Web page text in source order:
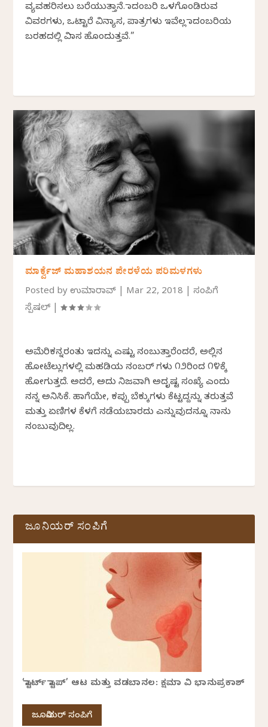
ವ್ಯವಹರಿಸಲು ಬರೆಯುತ್ತಾನೆ. ಕಾದಂಬರಿ ಒಳಗೊಂಡಿರುವ
ವಿವರಗಳು, ಒಟ್ಟಾರೆ ವಿನ್ಯಾಸ, ಪಾತ್ರಗಳು ಇವೆಲ್ಲ ಕಾದಂಬರಿಯ
ಬರಹದಲ್ಲಿ ವಿಕಾಸ ಹೊಂದುತ್ತವೆ.”
ಮಾರ್ಕ್ವೆಜ್ ಮಹಾಶಯನ ಪೇರಳೆಯ ಪರಿಮಳಗಳು
Posted byಉಮಾರಾವ್ Mar 22, 2018 |ಸಂಪಿಗೆ
ಸ್ಪೆಷಲ್ |
ಅಮೆರಿಕನ್ನರಂತು ಇದನ್ನು ಎಷ್ಟು ನಂಬುತ್ತಾರೆಂದರೆ, ಅಲ್ಲಿನ
ಹೋಟೆಲ್ಲುಗಳಲ್ಲಿ ಮಹಡಿಯ ನಂಬರ್ ಗಳು ೧೨ರಿಂದ ೧೪ಕ್ಕೆ
ಹೋಗುತ್ತದೆ. ಅದರೆ, ಅದು ನಿಜವಾಗಿ ಅದೃಷ್ಟ ಸಂಖ್ಯೆ ಎಂದು
ನನ್ನ ಅನಿಸಿಕೆ. ಹಾಗೆಯೇ, ಕಪ್ಪು ಬೆಕ್ಕುಗಳು ಕೆಟ್ಟದ್ದನ್ನು ತರುತ್ತವೆ
ಮತ್ತು ಏಣಿಗಳ ಕೆಳಗೆ ನಡೆಯಬಾರದು ಎನ್ನುವುದನ್ನೂ ನಾನು
ನಂಬುವುದಿಲ್ಲ.
ಜೂನಿಯರ್ ಸಂಪಿಗೆ
‘ಸ್ಟಾರ್ಟ್ ಸ್ಟಾಪ್’ ಆಟ ಮತ್ತು ವಡಬಾನಲ: ಕ್ಷಮಾ ವಿ ಭಾನುಪ್ರಕಾಶ್
ಜೂನಿಯರ್ ಸಂಪಿಗೆ